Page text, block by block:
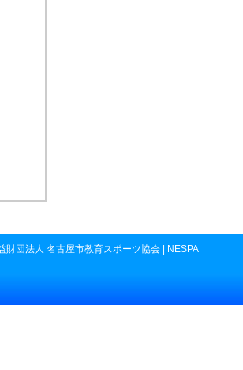
財団法人 名古屋市教育スポーツ協会 | NESPA